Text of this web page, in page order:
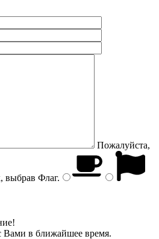
Пожалуйста,
выбрав Флаг.
Вами в ближайшее время.